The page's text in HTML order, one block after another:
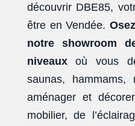
découvrir DBE85,
être en Vendée.
notre showroom
niveauxoù vous
saunas,
aménager et
mobilier, de